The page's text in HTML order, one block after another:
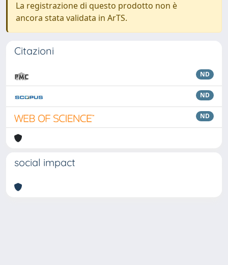
La registrazione di questo prodotto non è
ancora stata validata in ArTS.
Citazioni
ND
ND
ND
social impact